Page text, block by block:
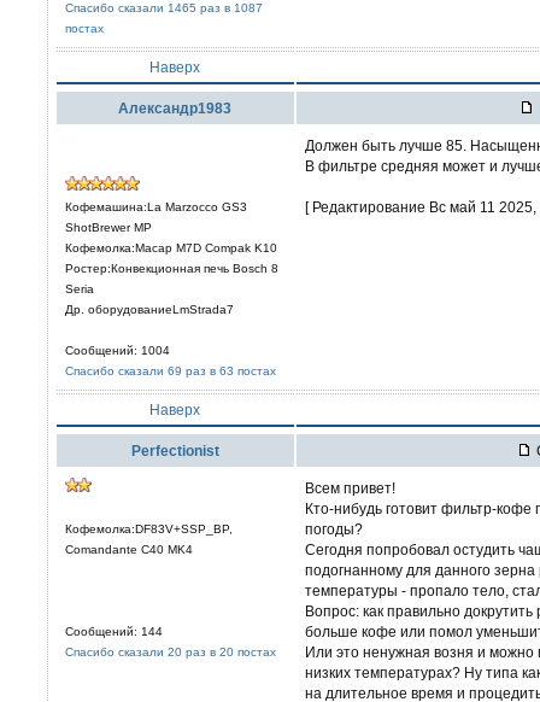
Спасибо сказали 1465 раз в 1087
постах
Наверх
Александр1983
Кофемашина:La Marzocco GS3
ShotBrewer MP
Кофемолка:Macap M7D Compak K10
Ростер:Конвекционная печь Bosch 8
Seria
Др. оборудованиеLmStrada7
Сообщений: 1004
Спасибо сказали 69 раз в 63 постах
Должен быть лучше 85.
В фильтре средняя может и
[ Редактирование Вс май 11 2025,
Наверх
Perfectionist
Кофемолка:DF83V+SSP_BP,
Comandante C40 MK4
Сообщений: 144
Спасибо сказали 20 раз в 20 постах
Всем привет!
Кто-нибудь готовит фильтр-
погоды?
Сегодня попробовал остудить
подогнанному для данного
температуры - пропало тело,
Вопрос: как правильно
больше кофе или помол
Или это ненужная возня и можно
низких температурах? Ну типа
на длительное время и